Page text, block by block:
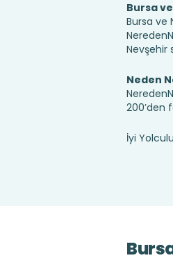
Bursa
Bursa ve
Nevşehir
Neden
200’den
İyi